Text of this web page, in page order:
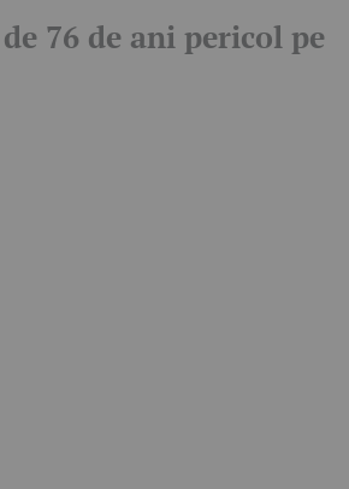
76 de ani pericol pe